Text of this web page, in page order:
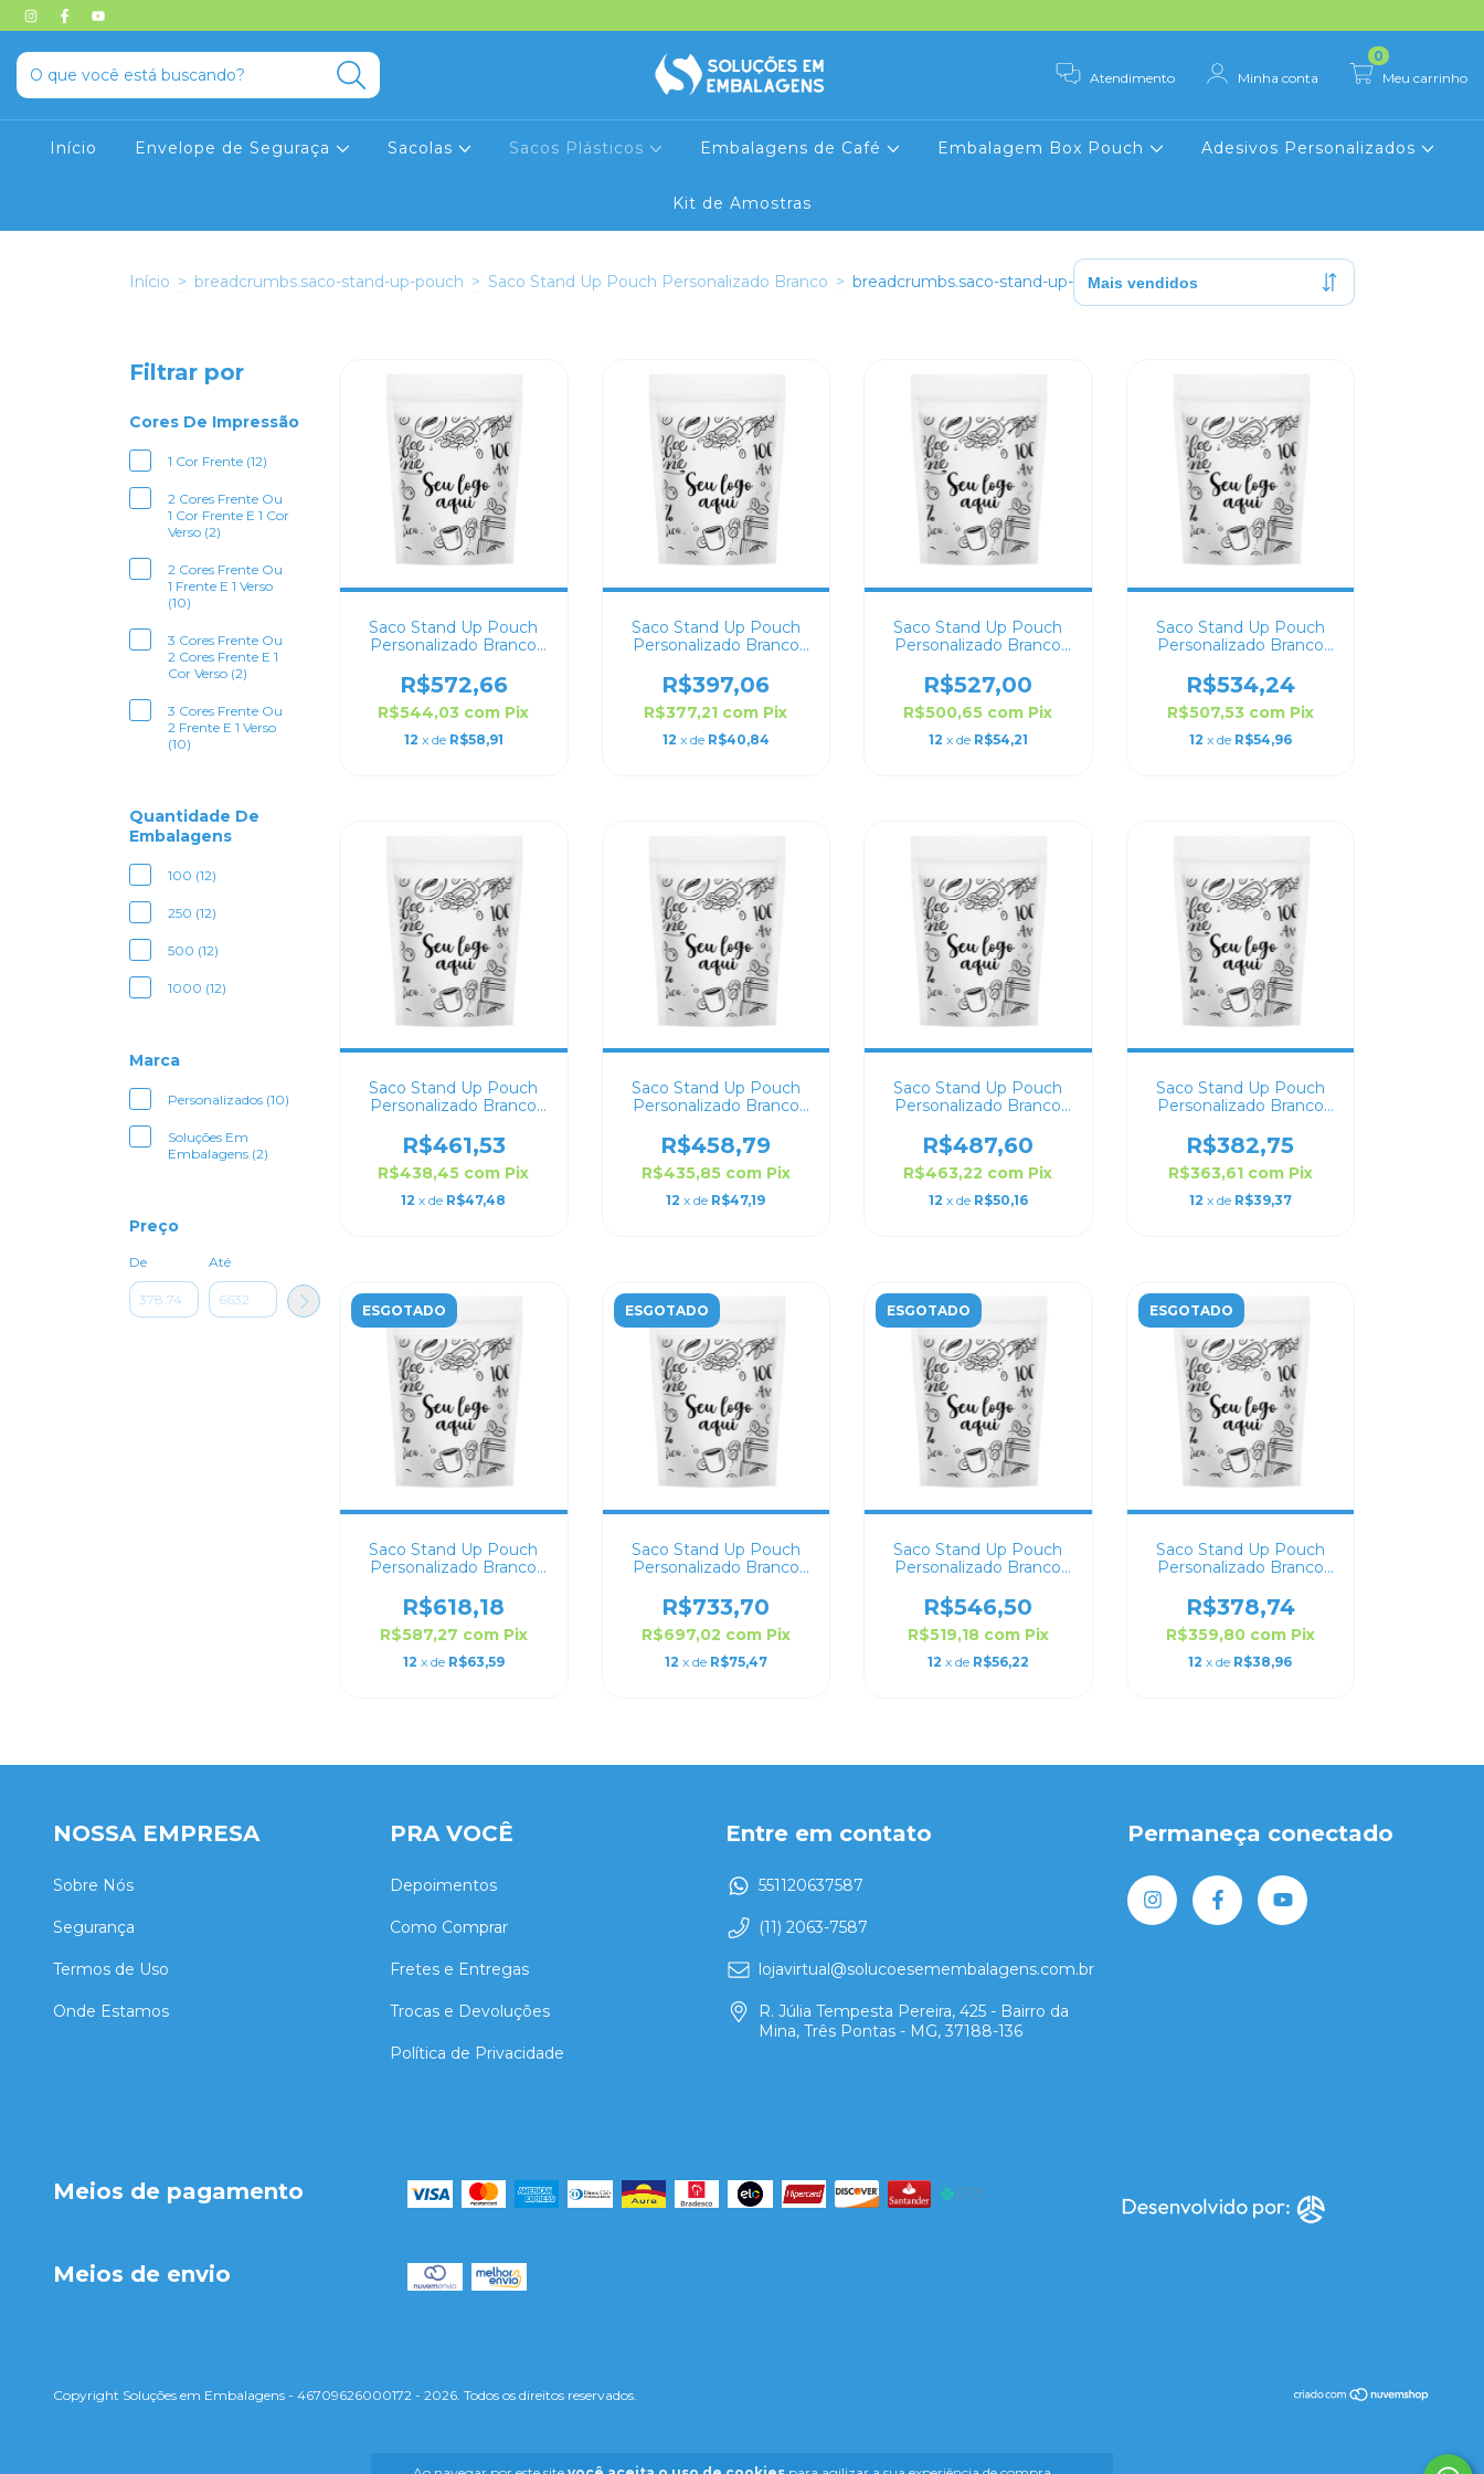
Atendimento Minha conta Meu carrinho
0
Início Envelope de Seguraça Sacolas Sacos Plásticos Embalagens de Café Embalagem Box Pouch Adesivos Personalizados
Kit de Amostras
Início > breadcrumbs.saco-stand-up-pouch > Saco Stand Up Pouch Personalizado Branco > breadcrumbs.saco-stand-up-pouch-personalizado-branco-17x24-p
Filtrar por
Cores De Impressão
1 Cor Frente (12)
2 Cores Frente Ou
1 Cor Frente E 1 Cor
Verso (2)
2 Cores Frente Ou
1 Frente E 1 Verso
(10)
3 Cores Frente Ou
2 Cores Frente E 1
Cor Verso (2)
3 Cores Frente Ou
2 Frente E 1 Verso
(10)
Quantidade De
Embalagens
100 (12)
250 (12)
500 (12)
1000 (12)
Marca
Personalizados (10)
Soluções Em
Embalagens (2)
Preço
De Até
Saco Stand Up Pouch
Personalizado Branco
R$572,66
R$544,03 com Pix
12 x de R$58,91
Saco Stand Up Pouch
Personalizado Branco
R$397,06
R$377,21 com Pix
12 x de R$40,84
Saco Stand Up Pouch
Personalizado Branco
R$527,00
R$500,65 com Pix
12 x de R$54,21
Saco Stand Up Pouch
Personalizado Branco
R$534,24
R$507,53 com Pix
12 x de R$54,96
Saco Stand Up Pouch
Personalizado Branco
R$461,53
R$438,45 com Pix
12 x de R$47,48
Saco Stand Up Pouch
Personalizado Branco
R$458,79
R$435,85 com Pix
12 x de R$47,19
Saco Stand Up Pouch
Personalizado Branco
R$487,60
R$463,22 com Pix
12 x de R$50,16
Saco Stand Up Pouch
Personalizado Branco
R$382,75
R$363,61 com Pix
12 x de R$39,37
ESGOTADO
Saco Stand Up Pouch
Personalizado Branco
R$618,18
R$587,27 com Pix
12 x de R$63,59
ESGOTADO
Saco Stand Up Pouch
Personalizado Branco
R$733,70
R$697,02 com Pix
12 x de R$75,47
ESGOTADO
Saco Stand Up Pouch
Personalizado Branco
R$546,50
R$519,18 com Pix
12 x de R$56,22
ESGOTADO
Saco Stand Up Pouch
Personalizado Branco
R$378,74
R$359,80 com Pix
12 x de R$38,96
NOSSA EMPRESA
Sobre Nós
Segurança
Termos de Uso
Onde Estamos
PRA VOCÊ
Depoimentos
Como Comprar
Fretes e Entregas
Trocas e Devoluções
Política de Privacidade
Entre em contato
551120637587
(11) 2063-7587
lojavirtual@solucoesemembalagens.com.br
R. Júlia Tempesta Pereira, 425 - Bairro da
Mina, Três Pontas - MG, 37188-136
Permaneça conectado
Meios de pagamento
Meios de envio
Copyright Soluções em Embalagens - 46709626000172 - 2026. Todos os direitos reservados.